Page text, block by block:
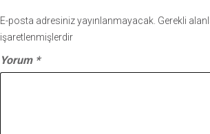
E-posta adresiniz yayınlanmayacak. Gerekli
işaretlenmişlerdir
Yorum *